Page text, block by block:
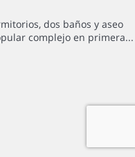
dos baños y aseo
complejo en primera...